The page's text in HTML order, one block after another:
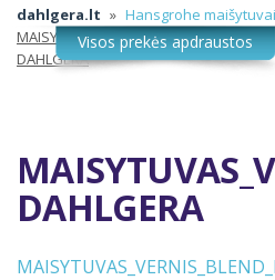
dahlgera.lt » Hansgrohe maišytuvai
DAHLGERA
DAHLGERA